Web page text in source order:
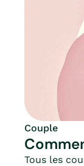
plus clair
Couple
Tous les